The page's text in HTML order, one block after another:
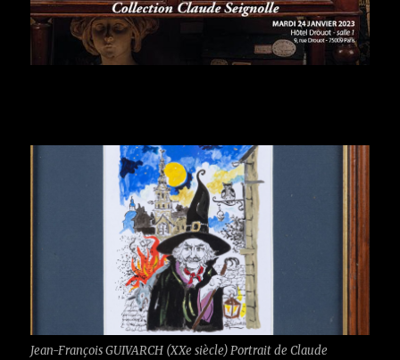
Jean-François GUIVARCH (XXe siècle) Portrait de Claude